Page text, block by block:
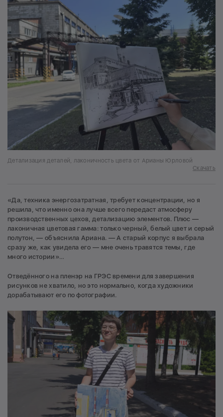
Детализация деталей, лаконичность цвета от Арианы Юрловой
Скачать
«Да, техника энергозатратная, требует концентрации, но я
решила, что именно она лучше всего передаст атмосферу
производственных цехов, детализацию элементов. Плюс —
лаконичная цветовая гамма: только черный, белый цвет и серый
полутон, — объяснила Ариана. — А старый корпус я выбрала
сразу же, как увидела его — мне очень травятся темы, где
много истории»…
Отведённого на пленэр на ГРЭС времени для завершения
рисунков не хватило, но это нормально, когда художники
дорабатывают его по фотографии.